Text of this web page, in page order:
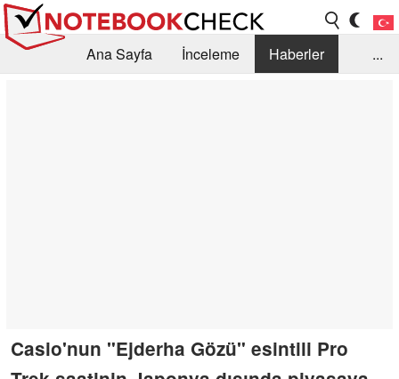
Ana Sayfa İnceleme
Haberler
...
Casio'nun "Ejderha Gözü" esintili Pro